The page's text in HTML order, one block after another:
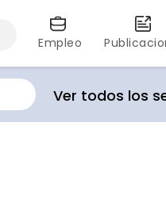
Empleo
Ver todos los